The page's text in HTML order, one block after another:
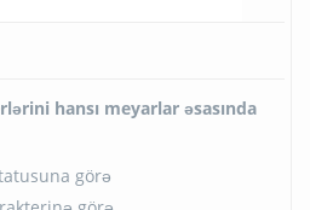
hansı meyarlar əsasında
görə